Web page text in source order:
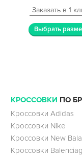
Заказать в 1
Выбрать
КРОССОВКИ ПО
Кроссовки Adidas
Кроссовки Nike
Кроссовки New
Кроссовки